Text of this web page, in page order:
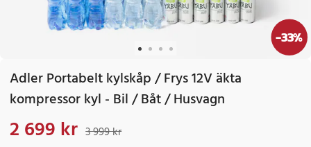
-33%
Adler Portabelt kylskåp / Frys 12V äkta
kompressor kyl - Bil / Båt / Husvagn
Nuvarande pris:
2 699 kr 3 999 kr